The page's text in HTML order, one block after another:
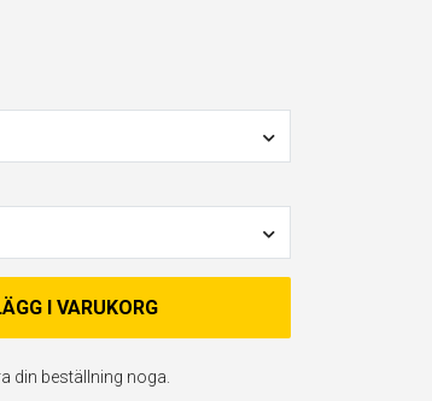
I VARUKORG
din beställning noga.